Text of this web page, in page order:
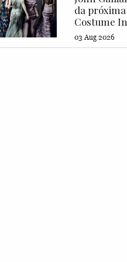
da
Costume
03 Aug 2026